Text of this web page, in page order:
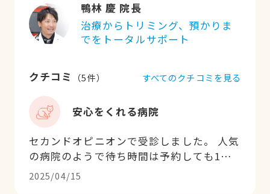
鴨林 慶 院長
治療からトリミング、預かりま
でをトータルサポート
クチコミ （5件）
安心をくれる病院
セカンドオピニオンで受診しました。 人気
の病院のようで待ち時間は予約しても1時
間程待ちました。 院長先生に診ていただき
ましたが 先生の人柄も大変良く こちら
2025/04/15
すべてのクチコミを見る